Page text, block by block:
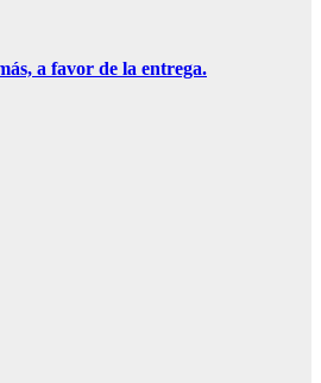
a favor de la entrega.